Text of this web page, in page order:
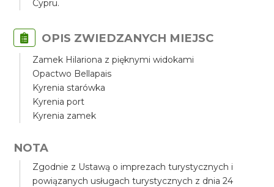
Cypru.
OPIS ZWIEDZANYCH MIEJSC
Zamek Hilariona z pięknymi widokami
Opactwo Bellapais
Kyrenia starówka
Kyrenia port
Kyrenia zamek
NOTA
Zgodnie z Ustawą o imprezach turystycznych i
powiązanych usługach turystycznych z dnia 24